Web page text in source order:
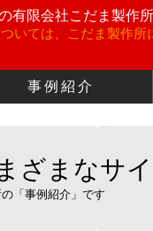
有限会社こだま製作所
いては、こだま製作所
事例紹介
ざまなサイ
「事例紹介」です